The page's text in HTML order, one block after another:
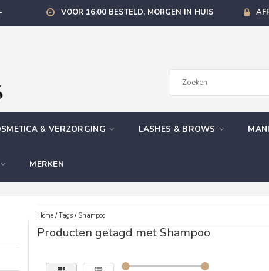
VOOR 16:00 BESTELD, MORGEN IN HUIS
& VERZORGING LASHES & BROWS
MERKEN
Home/Tags/ Shampoo
Producten getagd met Shampoo